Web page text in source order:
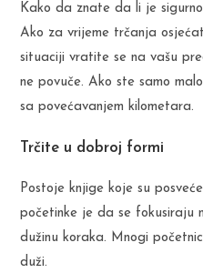
Kako da znate da li je
Ako za vrijeme trčanja
situaciji vratite se na vašu
ne povuče. Ako ste samo
sa povećavanjem kilometara.
Trčite u dobroj formi
Postoje knjige koje su
početinke je da se fokusiraju
dužinu koraka. Mnogi
duži.